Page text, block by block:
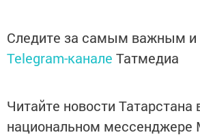
Следите за самым важным и
Telegram-канале Татмедиа
Читайте новости Татарстана
национальном мессенджере